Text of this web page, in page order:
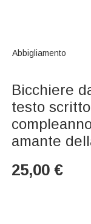
Abbigliamento
Bicchiere
testo
amante
25,00 €